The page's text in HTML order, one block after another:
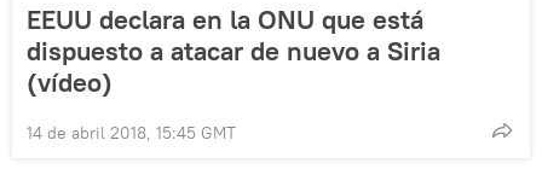
EEUU declara en la ONU que está
dispuesto a atacar de nuevo a Siria
(vídeo)
14 de abril 2018, 15:45 GMT